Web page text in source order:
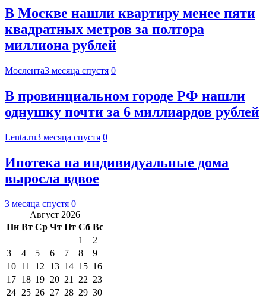
В Москве нашли квартиру менее пяти
квадратных метров за полтора
миллиона рублей
Мослента3 месяца спустя 0
В провинциальном городе РФ нашли
однушку почти за 6 миллиардов рублей
Lenta.ru3 месяца спустя 0
Ипотека на индивидуальные дома
выросла вдвое
3 месяца спустя 0
Август 2026
Пн Вт Ср Чт Пт Сб Вс
1
2
3
4 5 6 7 8
9
10 11 12 13 14 15 16
17 18 19 20 21 22 23
24 25 26 27 28 29 30